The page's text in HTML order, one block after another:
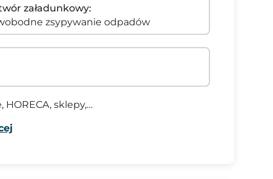
załadunkowy:
zsypywanie odpadów
HORECA, sklepy,…